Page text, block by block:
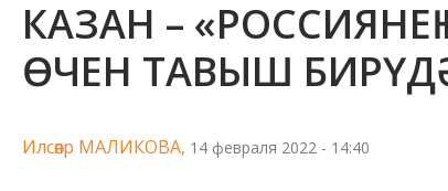
КАЗАН –
ӨЧЕН ТАВЫШ
Илсөяр МАЛИКОВА, 14 февраля 2022 - 14:40